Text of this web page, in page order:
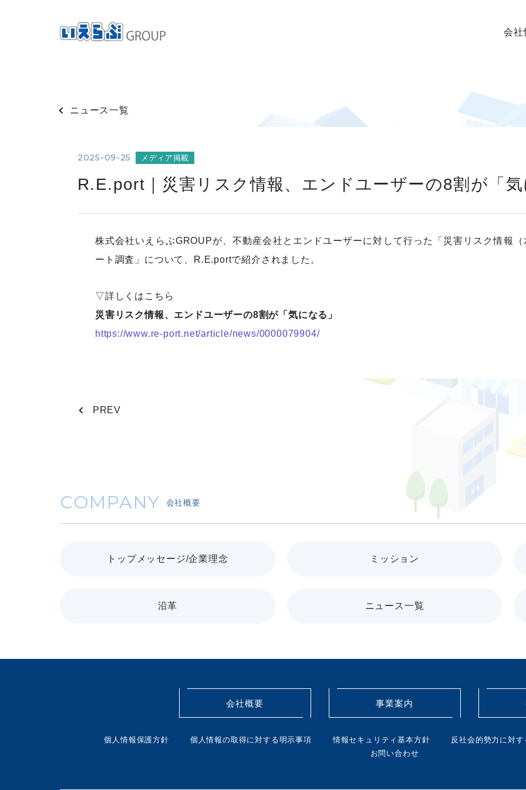
会社
ニュース一覧
2025-09-25 メディア掲載
R.E.port｜災害リスク情報、エンドユーザーの8割が「
株式会社いえらぶGROUPが、不動産会社とエンドユーザーに対して行った「災害リスク情報
ート調査」について、R.E.portで紹介されました。
▽詳しくはこちら
災害リスク情報、エンドユーザーの8割が「気になる」
https://www.re-port.net/article/news/0000079904/
PREV
COMPANY 会社概要
トップメッセージ/企業理念 ミッション
沿革 ニュース一覧
会社概要 事業案内
個人情報保護方針 個人情報の取得に対する明示事項 情報セキュリティ基本方針
反社会的勢力に対
お問い合わせ